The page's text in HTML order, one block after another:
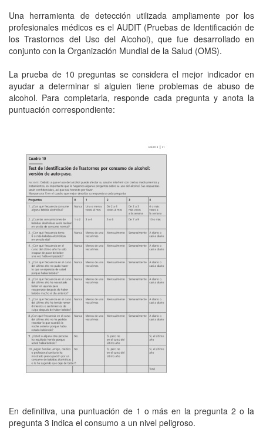
Una herramienta de detección utilizada ampliamente por los
profesionales médicos es el AUDIT (Pruebas de Identificación de
los Trastornos del Uso del Alcohol), que fue desarrollado en
conjunto con la Organización Mundial de la Salud (OMS).
La prueba de 10 preguntas se considera el mejor indicador en
ayudar a determinar si alguien tiene problemas de abuso de
alcohol. Para completarla, responde cada pregunta y anota la
puntuación correspondiente:
En definitiva, una puntuación de 1 o más en la pregunta 2 o la
pregunta 3 indica el consumo a un nivel peligroso.